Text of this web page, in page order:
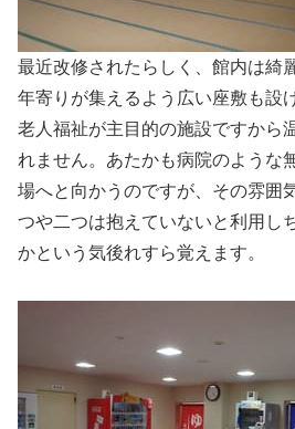
最近改修されたらしく、館内は綺
年寄りが集えるよう広い座敷も設
老人福祉が主目的の施設ですから
れません。あたかも病院のような
場へと向かうのですが、その雰囲
つや二つは抱えていないと利用し
かという気後れすら覚えます。